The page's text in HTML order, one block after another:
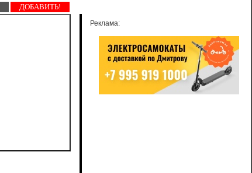
ДОБАВИТЬ!
Реклама: